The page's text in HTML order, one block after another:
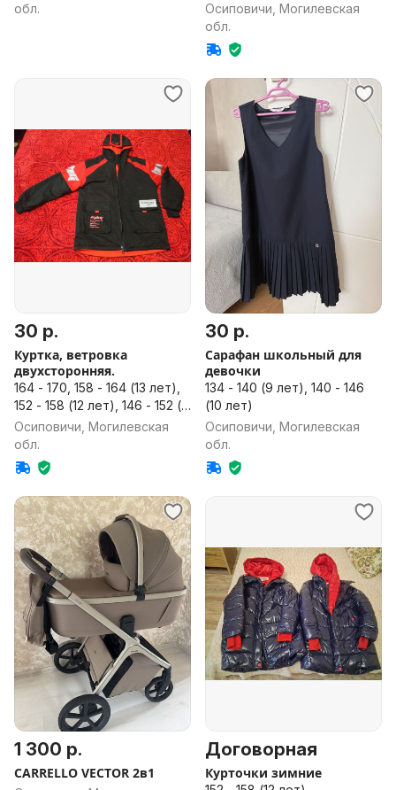
обл.
Осиповичи, Могилевская
обл.
30 р.
Куртка, ветровка
двухсторонняя.
164 - 170, 158 - 164 (13 лет),
152 - 158 (12 лет), 146 - 152 (11
лет)
Осиповичи, Могилевская
обл.
30 р.
Сарафан школьный для
девочки
134 - 140 (9 лет), 140 - 146
(10 лет)
Осиповичи, Могилевская
обл.
1 300 р.
CARRELLO VECTOR 2в1
Договорная
Курточки зимние